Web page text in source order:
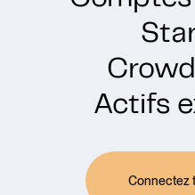
Actifs
Connectez